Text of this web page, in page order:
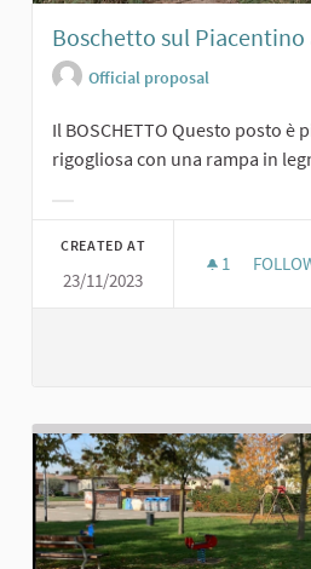
Boschetto sul Piacentino
Official proposal
Il BOSCHETTO Questo posto è
rigogliosa con una rampa in
CREATED AT
23/11/2023
1 1